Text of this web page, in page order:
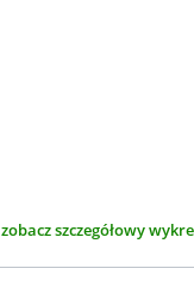
zobacz szczegółowy